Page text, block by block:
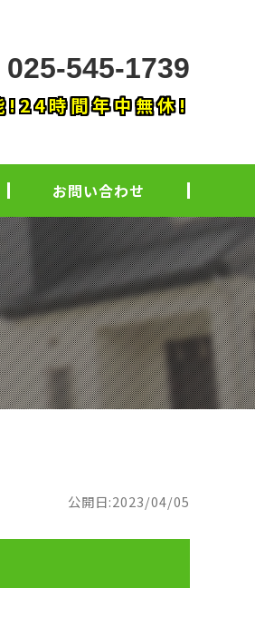
025-545-1739
!24時間年中無休!
お問い合わせ
公開日:2023/04/05